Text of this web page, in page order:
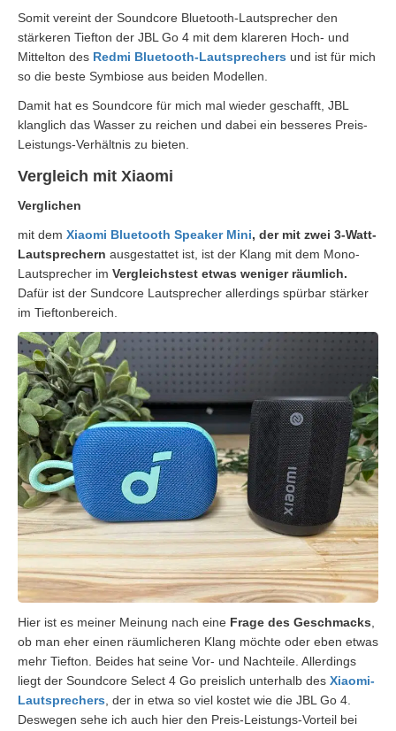
Somit vereint der Soundcore Bluetooth-Lautsprecher den
stärkeren Tiefton der JBL Go 4 mit dem klareren Hoch- und
Mittelton des Redmi Bluetooth-Lautsprechers und ist für mich
so die beste Symbiose aus beiden Modellen.
Damit hat es Soundcore für mich mal wieder geschafft, JBL
klanglich das Wasser zu reichen und dabei ein besseres Preis-
Leistungs-Verhältnis zu bieten.
Vergleich mit Xiaomi
Verglichen
mit dem Xiaomi Bluetooth Speaker Mini, der mit zwei 3-Watt-
Lautsprechern ausgestattet ist, ist der Klang mit dem Mono-
Lautsprecher im Vergleichstest etwas weniger räumlich.
Dafür ist der Sundcore Lautsprecher allerdings spürbar stärker
im Tieftonbereich.
Hier ist es meiner Meinung nach eine Frage des Geschmacks,
ob man eher einen räumlicheren Klang möchte oder eben etwas
mehr Tiefton. Beides hat seine Vor- und Nachteile. Allerdings
liegt der Soundcore Select 4 Go preislich unterhalb des Xiaomi-
Lautsprechers, der in etwa so viel kostet wie die JBL Go 4.
Deswegen sehe ich auch hier den Preis-Leistungs-Vorteil bei